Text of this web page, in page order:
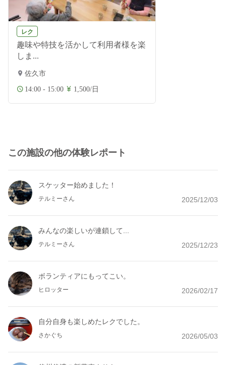
レク
趣味や特技を活かして利用者様を楽
しま...
佐久市
14:00 - 15:00 1,500/日
この施設の他の体験レポート
スケッター始めました！
テルミーさん 2025/12/03
みんなの楽しいが連鎖して...
テルミーさん 2025/12/23
ボランティアにもってこい。
ヒロッター 2026/02/17
自分自身も楽しめたレクでした。
さかぐち 2026/05/03